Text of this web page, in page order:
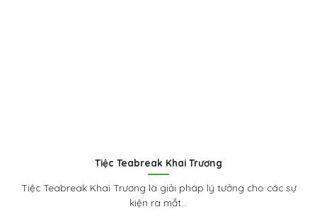
Tiệc Teabreak Khai Trương
Tiệc Teabreak Khai Trương là giải pháp lý tưởng cho các sự
kiện ra mắt...